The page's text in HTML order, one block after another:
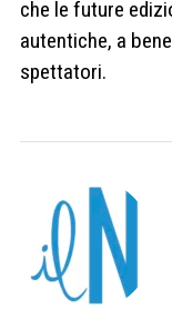
che le future
autentiche, a
spettatori.